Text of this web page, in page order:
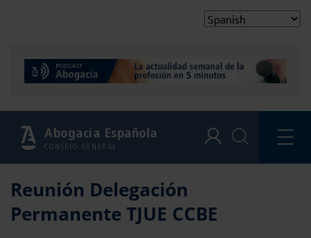
Abogacía Española
CONSEJO GENERAL
Reunión Delegación
Permanente TJUE CCBE